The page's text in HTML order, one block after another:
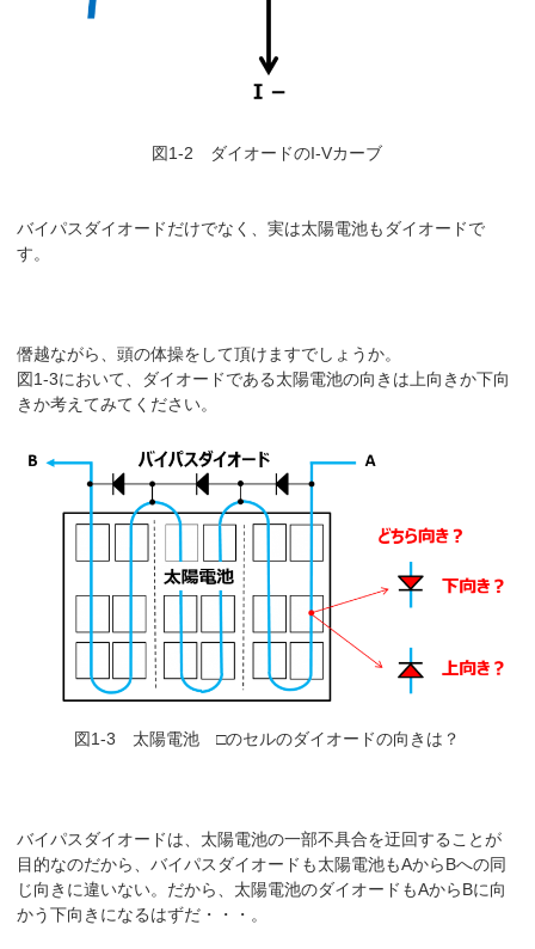
図1-2 ダイオードのI-Vカーブ
バイパスダイオードだけでなく、実は太陽電池もダイオードで
す。
僭越ながら、頭の体操をして頂けますでしょうか。
図1-3において、ダイオードである太陽電池の向きは上向きか下向
きか考えてみてください。
図1-3 太陽電池 □のセルのダイオードの向きは？
バイパスダイオードは、太陽電池の一部不具合を迂回することが
目的なのだから、バイパスダイオードも太陽電池もAからBへの同
じ向きに違いない。だから、太陽電池のダイオードもAからBに向
かう下向きになるはずだ・・・。